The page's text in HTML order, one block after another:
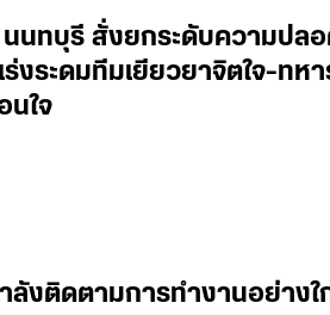
นนทบุรี สั่งยกระดับความปล
งระดมทีมเยียวยาจิตใจ-ทหา
นใจ
งติดตามการทำงานอย่างใ